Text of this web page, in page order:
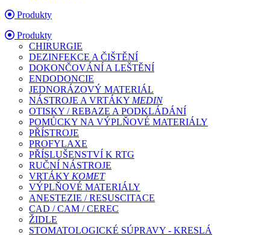
Produkty
Produkty
CHIRURGIE
DEZINFEKCE A ČIŠTĚNÍ
DOKONČOVÁNÍ A LEŠTĚNÍ
ENDODONCIE
JEDNORÁZOVÝ MATERIÁL
NÁSTROJE A VRTÁKY MEDIN
OTISKY / REBAZE A PODKLÁDÁNÍ
POMŮCKY NA VÝPLŇOVÉ MATERIÁLY
PŘÍSTROJE
PROFYLAXE
PŘÍSLUŠENSTVÍ K RTG
RUČNÍ NÁSTROJE
VRTÁKY KOMET
VÝPLŇOVÉ MATERIÁLY
ANESTEZIE / RESUSCITACE
CAD / CAM / CEREC
ŽIDLE
STOMATOLOGICKÉ SÚPRAVY - KRESLÁ